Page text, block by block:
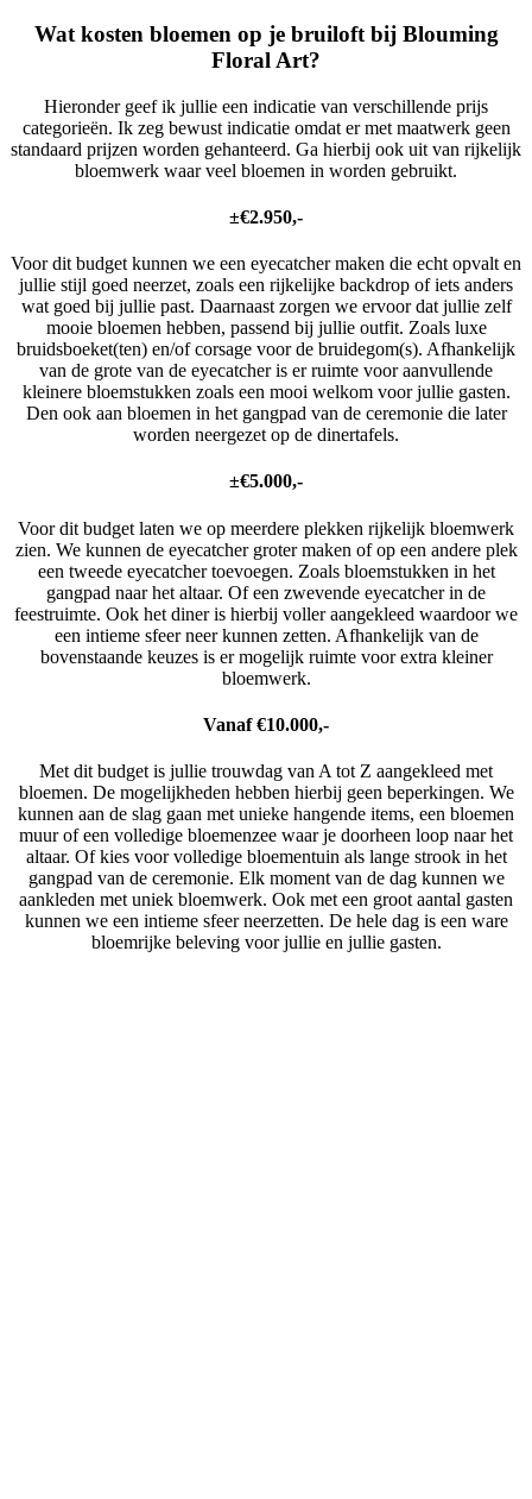
Wat kosten bloemen op je bruiloft bij Blouming
Floral Art?
Hieronder geef ik jullie een indicatie van verschillende prijs
categorieën. Ik zeg bewust indicatie omdat er met maatwerk geen
standaard prijzen worden gehanteerd. Ga hierbij ook uit van rijkelijk
bloemwerk waar veel bloemen in worden gebruikt.
±€2.950,-
Voor dit budget kunnen we een eyecatcher maken die echt opvalt en
jullie stijl goed neerzet, zoals een rijkelijke backdrop of iets anders
wat goed bij jullie past. Daarnaast zorgen we ervoor dat jullie zelf
mooie bloemen hebben, passend bij jullie outfit. Zoals luxe
bruidsboeket(ten) en/of corsage voor de bruidegom(s). Afhankelijk
van de grote van de eyecatcher is er ruimte voor aanvullende
kleinere bloemstukken zoals een mooi welkom voor jullie gasten.
Den ook aan bloemen in het gangpad van de ceremonie die later
worden neergezet op de dinertafels.
±€5.000,-
Voor dit budget laten we op meerdere plekken rijkelijk bloemwerk
zien. We kunnen de eyecatcher groter maken of op een andere plek
een tweede eyecatcher toevoegen. Zoals bloemstukken in het
gangpad naar het altaar. Of een zwevende eyecatcher in de
feestruimte. Ook het diner is hierbij voller aangekleed waardoor we
een intieme sfeer neer kunnen zetten. Afhankelijk van de
bovenstaande keuzes is er mogelijk ruimte voor extra kleiner
bloemwerk.
Vanaf €10.000,-
Met dit budget is jullie trouwdag van A tot Z aangekleed met
bloemen. De mogelijkheden hebben hierbij geen beperkingen. We
kunnen aan de slag gaan met unieke hangende items, een bloemen
muur of een volledige bloemenzee waar je doorheen loop naar het
altaar. Of kies voor volledige bloementuin als lange strook in het
gangpad van de ceremonie. Elk moment van de dag kunnen we
aankleden met uniek bloemwerk. Ook met een groot aantal gasten
kunnen we een intieme sfeer neerzetten. De hele dag is een ware
bloemrijke beleving voor jullie en jullie gasten.